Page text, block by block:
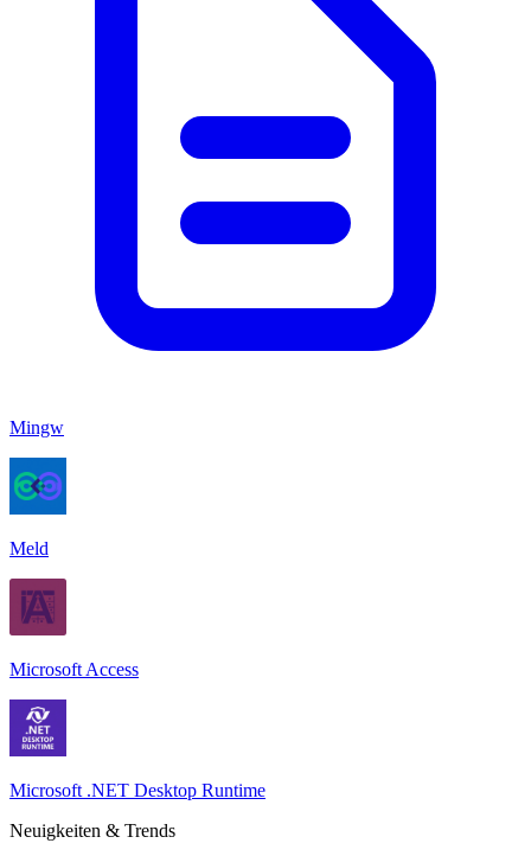
Mingw
Meld
Microsoft Access
Microsoft .NET Desktop Runtime
Neuigkeiten & Trends